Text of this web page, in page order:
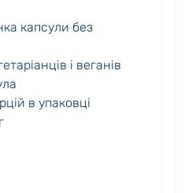
капсули без
і веганів
в упаковці